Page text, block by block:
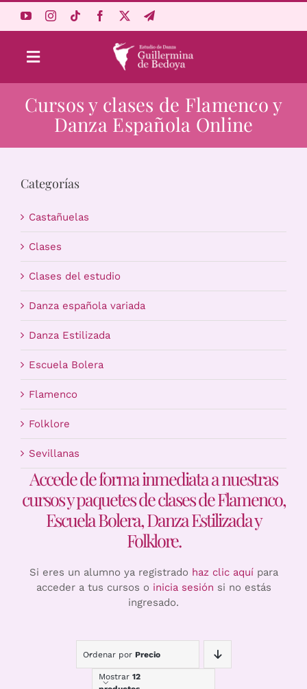
Toggle
Navigation
Aprende Online
Estudio
Carrito
Cursos y clases de Flamenco y
Danza Española Online
Categorías
Castañuelas
Clases
Clases del estudio
Danza española variada
Danza Estilizada
Escuela Bolera
Flamenco
Folklore
Sevillanas
Accede de forma inmediata a nuestras
cursos y paquetes de clases de Flamenco,
Escuela Bolera, Danza Estilizada y
Folklore.
Si eres un alumno ya registrado haz clic aquípara
acceder a tus cursos o inicia sesión si no estás
ingresado.
Ordenar por Precio
Mostrar 12